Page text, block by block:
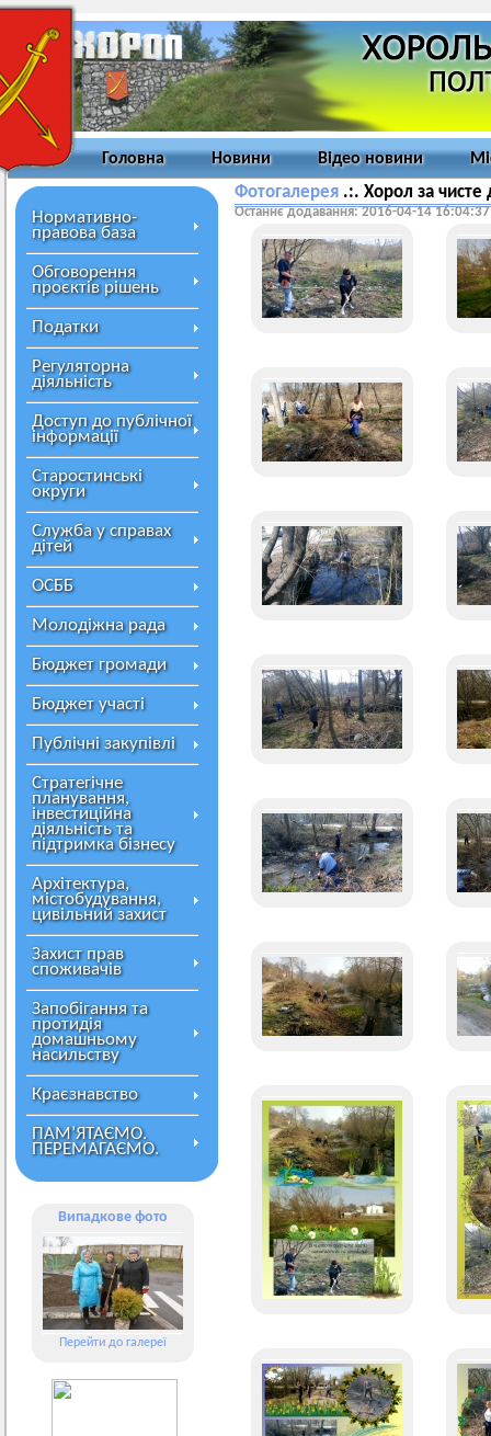
Головна Новини Відео новини
Нормативно-
правова база
Обговорення
проєктів рішень
Податки
Регуляторна
діяльність
Доступ до публічної
інформації
Старостинські
округи
Служба у справах
дітей
ОСББ
Молодіжна рада
Бюджет громади
Бюджет участі
Публічні закупівлі
Стратегічне
планування,
інвестиційна
діяльність та
підтримка бізнесу
Архітектура,
містобудування,
цивільний захист
Захист прав
споживачів
Запобігання та
протидія
домашньому
насильству
Краєзнавство
ПАМ’ЯТАЄМО.
ПЕРЕМАГАЄМО.
Випадкове фото
Перейти до галереї
Фотогалерея .:. Хорол за чисте
Останнє додавання: 2016-04-14 16:04:37